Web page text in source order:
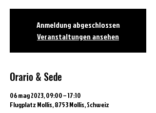
Anmeldung abgeschlossen
Veranstaltungen ansehen
Orario & Sede
06 mag 2023, 09:00 – 17:10
Flugplatz Mollis, 8753 Mollis, Schweiz